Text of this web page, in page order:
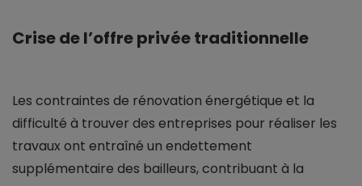
Crise de l’offre privée traditionnelle
Les contraintes de rénovation énergétique et la
difficulté à trouver des entreprises pour réaliser les
travaux ont entraîné un endettement
supplémentaire des bailleurs, contribuant à la